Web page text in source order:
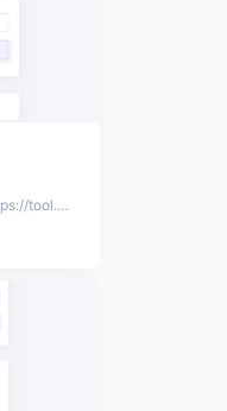
B站弹幕查询，人物画像，大数据溯源【熊猫云搜】 使用地址： https://tool.panda.tw/bili_userdanmu https://home.panda.tw/ 在数字娱乐的浪潮中，弹幕已成为B站（哔哩哔哩）视频互动的核心特色，赋予视频独特的趣味性与参与感。弹幕不仅让观众表达即时感受，也营造出热烈的社区氛围。然而，随着弹幕数量...